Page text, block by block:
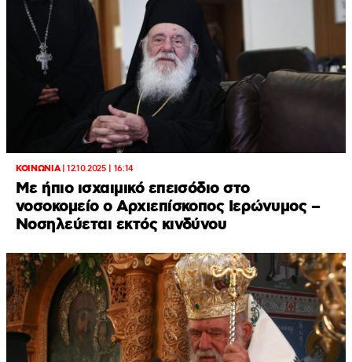
ΚΟΙΝΩΝΙΑ|12.10.2025 | 16:14
Με ήπιο ισχαιμικό επεισόδιο στο
νοσοκομείο ο Αρχιεπίσκοπος Ιερώνυμος –
Νοσηλεύεται εκτός κινδύνου